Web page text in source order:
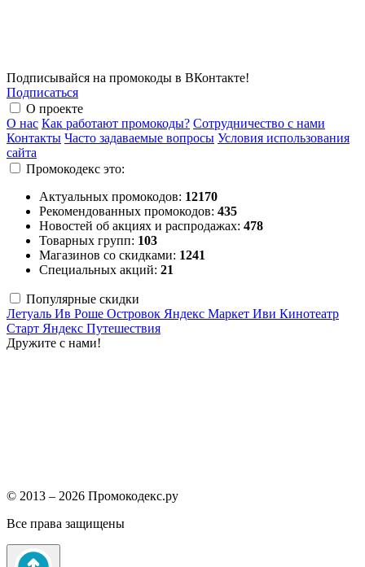
Подписывайся на промокоды в ВКонтакте!
Подписаться
О проекте
О нас Как работают промокоды? Сотрудничество с нами
Контакты Часто задаваемые вопросы Условия использования
сайта
Промокодекс это:
Актуальных промокодов: 12170
Рекомендованных промокодов: 435
Новостей об акциях и распродажах: 478
Товарных групп: 103
Магазинов со скидками: 1241
Специальных акций: 21
Популярные скидки
Летуаль Ив Роше Островок Яндекс Маркет Иви Кинотеатр
Старт Яндекс Путешествия
Дружите с нами!
© 2013 – 2026 Промокодекс.ру
Все права защищены